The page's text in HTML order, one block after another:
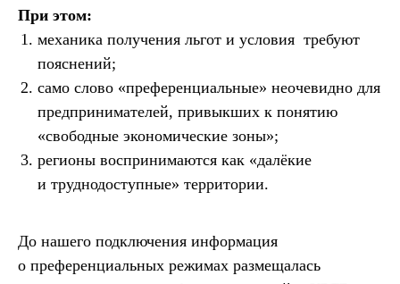
При этом:
механика получения льгот и условия требуют
пояснений;
само слово «преференциальные» неочевидно для
предпринимателей, привыкших к понятию
«свободные экономические зоны»;
регионы воспринимаются как «далёкие
и труднодоступные» территории.
До нашего подключения информация
о преференциальных режимах размещалась